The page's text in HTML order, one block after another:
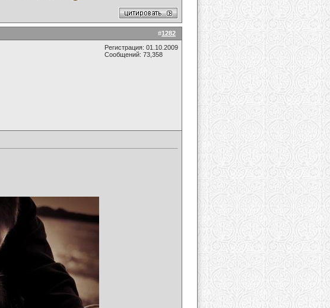
#1282
Регистрация: 01.10.2009
Сообщений: 73,358